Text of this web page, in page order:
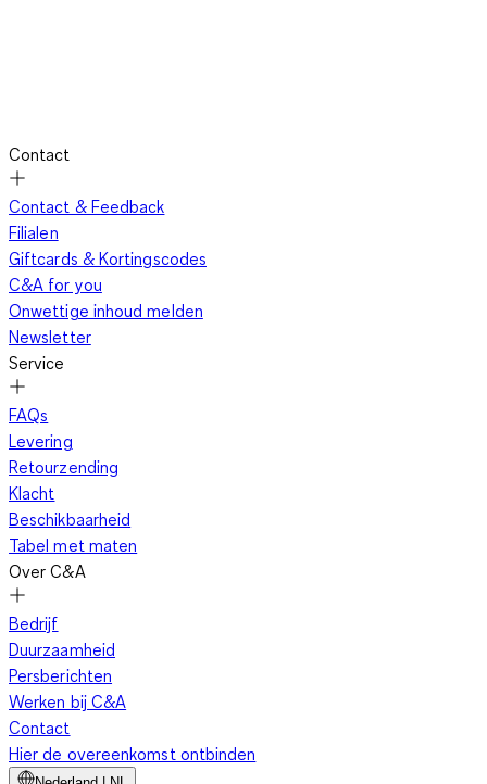
Contact
Contact & Feedback
Filialen
Giftcards & Kortingscodes
C&A for you
Onwettige inhoud melden
Newsletter
Service
FAQs
Levering
Retourzending
Klacht
Beschikbaarheid
Tabel met maten
Over C&A
Bedrijf
Duurzaamheid
Persberichten
Werken bij C&A
Contact
Hier de overeenkomst ontbinden